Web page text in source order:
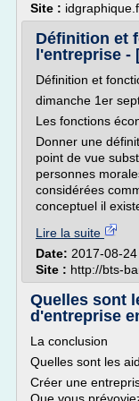
Site :
Définition et
l'entreprise -
Définition et
dimanche 1er
Les fonctions
Donner une
point de vue
personnes
considérées
conceptuel il
Lire la suite
Date: 2017-08-
Site : http://bts-
Quelles sont
d'entreprise
La conclusion
Quelles sont les
Créer une